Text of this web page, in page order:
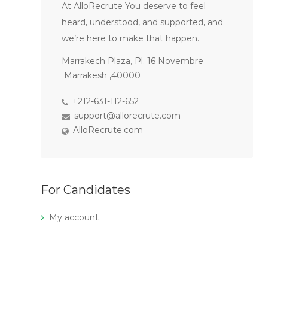
At AlloRecrute You deserve to feel
heard, understood, and supported, and
we’re here to make that happen.
Marrakech Plaza, Pl. 16 Novembre
Marrakesh ,40000
+212-631-112-652
support@allorecrute.com
AlloRecrute.com
For Candidates
My account